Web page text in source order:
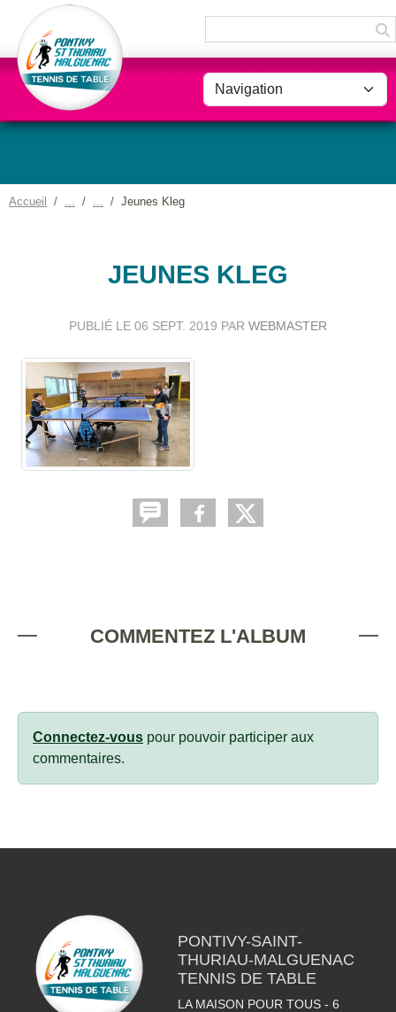
Accueil Jeunes Kleg
JEUNES KLEG
PUBLIÉ LE 06 SEPT. 2019 PAR WEBMASTER
COMMENTEZ L'ALBUM
Connectez-vous pour pouvoir participer aux
commentaires.
PONTIVY-SAINT-
THURIAU-MALGUENAC
TENNIS DE TABLE
LA MAISON POUR TOUS - 6
Panneau de gestion des cookies